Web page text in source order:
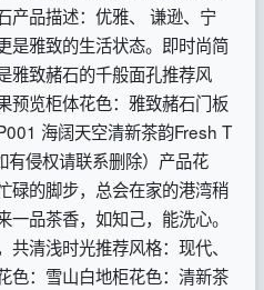
产品描述：优雅、 谦逊、宁
是雅致的生活状态。即时尚简
雅致赭石的千般面孔推荐风
预览柜体花色：雅致赭石门板
海阔天空清新茶韵Fresh T
侵权请联系删除）产品花
碌的脚步，总会在家的港湾稍
品茶香，如知己，能洗心。
清浅时光推荐风格：现代、
色：雪山白地柜花色：清新茶